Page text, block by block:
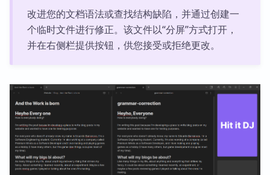
改进您的文档语法或查找结构缺陷，并通过创建一
个临时文件进行修正。该文件以“分屏”方式打开，
并在右侧栏提供按钮，供您接受或拒绝更改。